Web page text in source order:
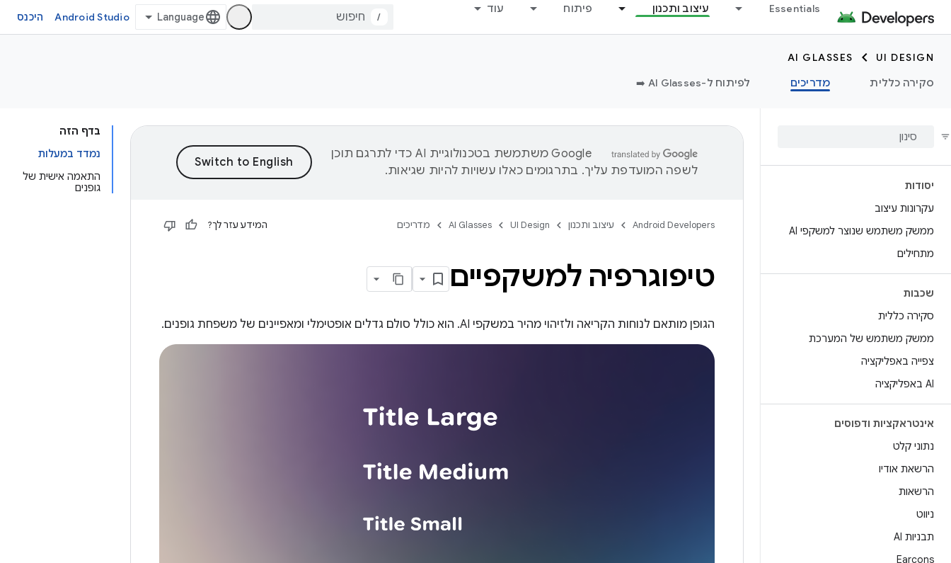
Essentials עיצוב ותכנון פיתוח עוד
/
Android Studio היכנס
UI DESIGN
AI GLASSES
סקירה כללית
מדריכים לפיתוח ל-AI Glasses ➡️
יסודות
עקרונות עיצוב
ממשק משתמש שנוצר למשקפי AI
מתחילים
שכבות
סקירה כללית
ממשק משתמש של המערכת
צפייה באפליקציה
‫AI באפליקציה
אינטראקציות ודפוסים
נתוני קלט
הרשאת אודיו
הרשאות
ניווט
תבניות AI
Earcons
בדף הזה
נמדד במעלות
התאמה אישית של
גופנים
‫Google משתמשת בטכנולוגיית AI כדי לתרגם תוכן
לשפה המועדפת עליך. בתרגומים כאלו עשויות להיות שגיאות.
Android Developers עיצוב ותכנון UI Design
AI Glasses מדריכים המידע עזר לך?
טיפוגרפיה למשקפיים
הגופן מותאם לנוחות הקריאה ולזיהוי מהיר במשקפי AI. הוא כולל סולם גדלים אופטימלי ומאפיינים של משפחת גופנים.